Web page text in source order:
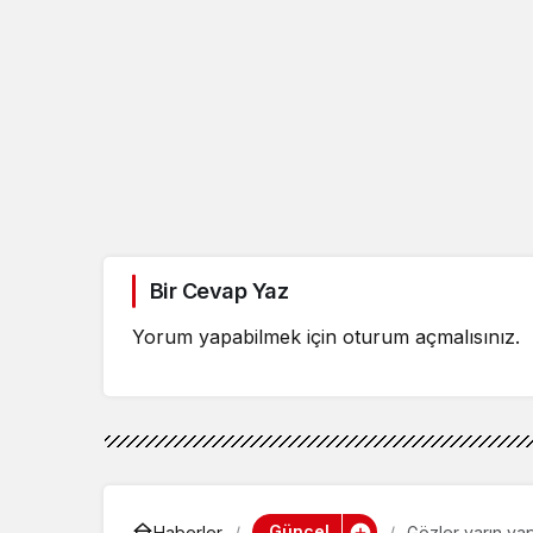
Bir Cevap Yaz
Yorum yapabilmek için oturum açmalısınız.